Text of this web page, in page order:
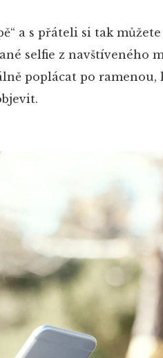
a s přáteli si tak
selfie z navštíveného
poplácat po ramenou,